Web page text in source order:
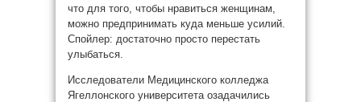
что для того, чтобы нравиться женщинам,
можно предпринимать куда меньше усилий.
Спойлер: достаточно просто перестать
улыбаться.
Исследователи Медицинского колледжа
Ягеллонского университета озадачились